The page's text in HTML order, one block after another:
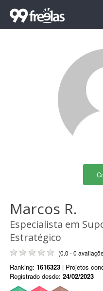
Marcos R.
Especialista em
Estratégico
(0.0 - 0
Ranking: 1616323 | Projetos
Registrado desde: 24/02/2023